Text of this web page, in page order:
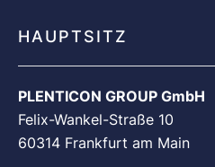
HAUPTSITZ
PLENTICON GROUP GmbH
Felix-Wankel-Straße 10
60314 Frankfurt am Main